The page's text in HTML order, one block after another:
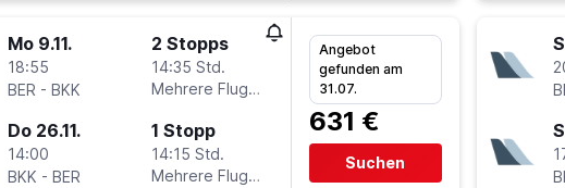
Mo 9.11.
18:55
BER - BKK
2 Stopps
14:35 Std.
Mehrere Fluglinien
Do 26.11.
14:00
BKK - BER
1 Stopp
14:15 Std.
Mehrere Fluglinien
Angebot
gefunden am
31.07.
631 €
Suchen